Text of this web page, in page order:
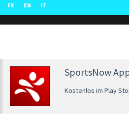
FR EN IT
SportsNow
Kostenlos im Play